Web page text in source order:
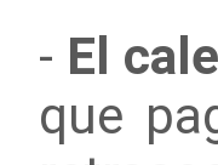
- El
que